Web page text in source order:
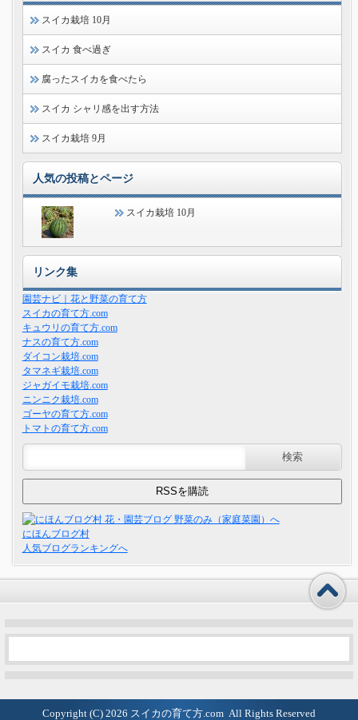
スイカ栽培 10月
スイカ 食べ過ぎ
腐ったスイカを食べたら
スイカ シャリ感を出す方法
スイカ栽培 9月
人気の投稿とページ
スイカ栽培 10月
リンク集
園芸ナビ｜花と野菜の育て方
スイカの育て方.com
キュウリの育て方.com
ナスの育て方.com
ダイコン栽培.com
タマネギ栽培.com
ジャガイモ栽培.com
ニンニク栽培.com
ゴーヤの育て方.com
トマトの育て方.com
にほんブログ村
人気ブログランキングへ
Copyright (C) 2026 スイカの育て方.com All Rights Reserved